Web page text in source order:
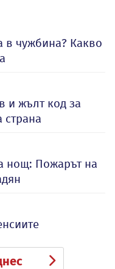
в чужбина? Какво
и жълт код за
страна
нощ: Пожарът на